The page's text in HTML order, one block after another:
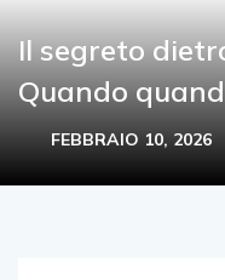
Il segreto
Quando
FEBBRAIO 10, 2026